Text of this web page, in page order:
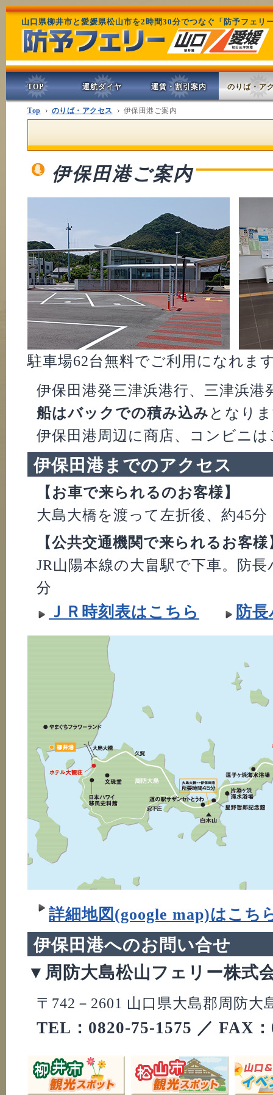
山口県柳井市と愛媛県松山市を2時間30分でつなぐ「防予フェリ
TOP 運航ダイヤ 運賃・割引案内 のりば・ア
Top のりば・アクセス 伊保田港ご案内
伊保田港ご案内
駐車場62台無料でご利用になれま
伊保田港発三津浜港行、三津浜港
船はバックでの積み込み となり
伊保田港周辺に商店、コンビニ
伊保田港までのアクセス
【お車で来られるのお客様】
大島大橋を渡って左折後、約45分
【公共交通機関で来られるお客様
JR山陽本線の大畠駅で下車。防
分
ＪＲ時刻表はこちら 防
詳細地図(google map)はこち
伊保田港へのお問い合せ
▼周防大島松山フェリー株式
〒742－2601 山口県大島郡周防大
TEL：0820-75-1575 ／ FAX